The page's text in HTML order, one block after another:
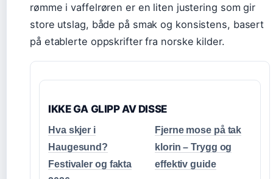
rømme i vaffelrøren er en liten justering som gir
store utslag, både på smak og konsistens, basert
på etablerte oppskrifter fra norske kilder.
IKKE GA GLIPP AV DISSE
Hva skjer i
Haugesund?
Festivaler og fakta
Fjerne mose på tak
klorin – Trygg og
effektiv guide